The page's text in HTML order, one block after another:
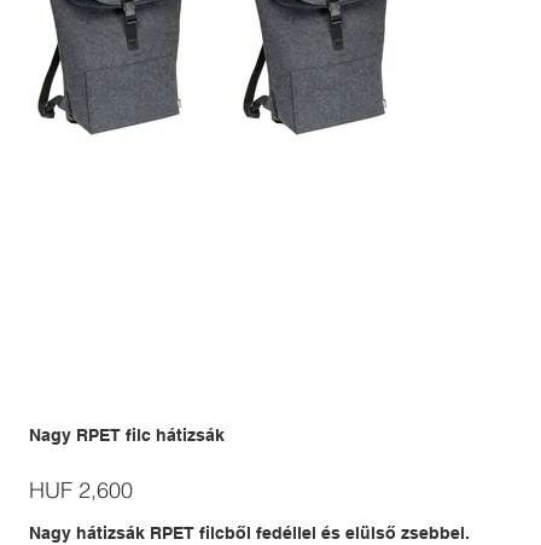
Nagy RPET filc hátizsák
Price
HUF 2,600
Nagy hátizsák RPET filcből fedéllel és elülső zsebbel.